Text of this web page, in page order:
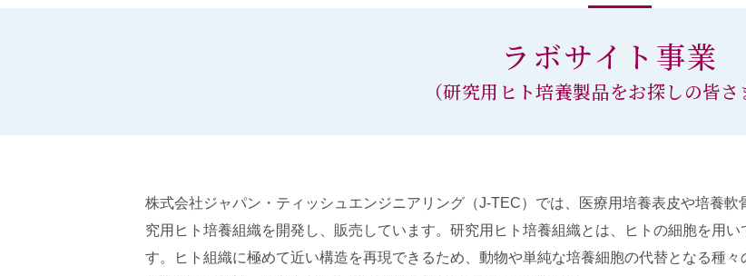
ラボサイト事業
（研究用ヒト培養製品をお探しの皆さ
株式会社ジャパン・ティッシュエンジニアリング（J-TEC）では、医療用培養表皮や培養
究用ヒト培養組織を開発し、販売しています。研究用ヒト培養組織とは、ヒトの細胞を用
す。ヒト組織に極めて近い構造を再現できるため、動物や単純な培養細胞の代替となる種